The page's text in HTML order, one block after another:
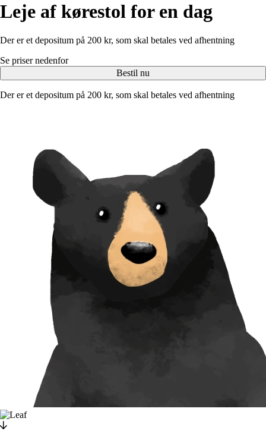
Leje af kørestol for en dag
Der er et depositum på 200 kr, som skal betales ved afhentning
Se priser nedenfor
Bestil nu
Der er et depositum på 200 kr, som skal betales ved afhentning